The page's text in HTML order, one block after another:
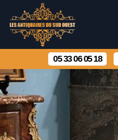
05 33 06 05 18